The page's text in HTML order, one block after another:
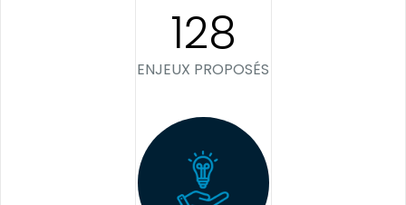
128
ENJEUX PROPOSÉS